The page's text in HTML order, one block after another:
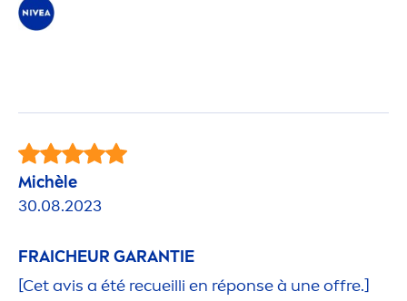
Michèle
30.08.2023
FRAICHEUR GARANTIE
[Cet avis a été recueilli en réponse à une offre.]